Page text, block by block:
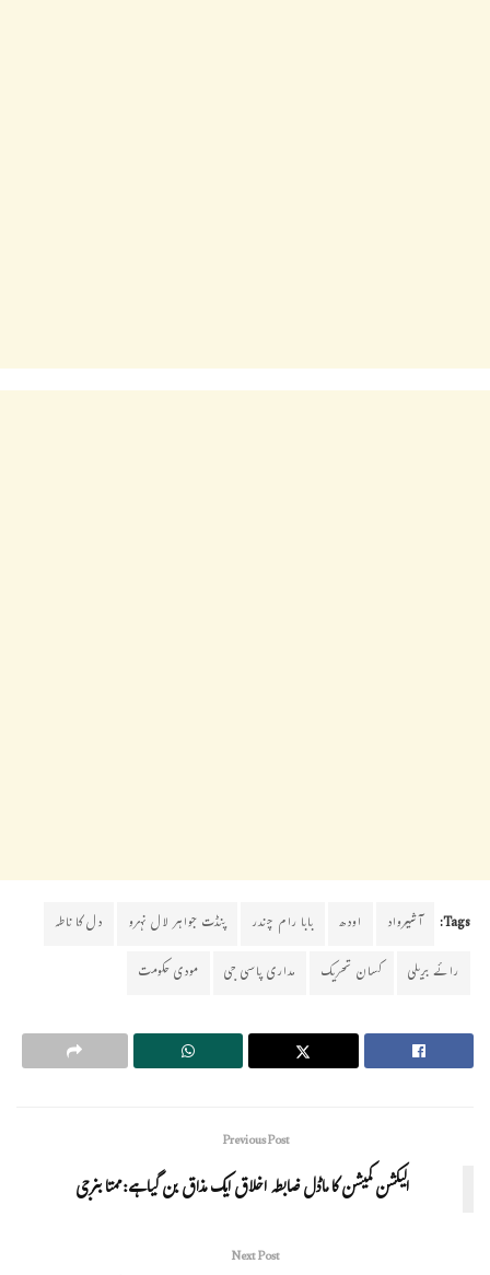
Tags: آشیرواد اودھ بابا رام چندر پنڈت جواہر لال نہرو
دل کا ناطہ
رائے بریلی
کسان تحریک مداری پاسی جی مودی حکومت
Previous Post
الیکشن کمیشن کا ماڈل ضابطہ اخلاق ایک مذاق بن گیا ہے:ممتا بنرجی
Next Post